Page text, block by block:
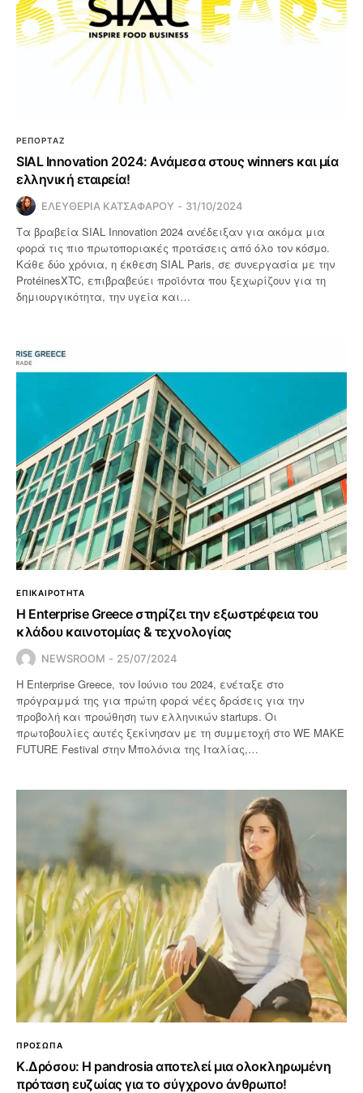
ΡΕΠΟΡΤΑΖ
SIAL Innovation 2024: Ανάμεσα στους winners και μία
ελληνική εταιρεία!
ΕΛΕΥΘΕΡΙΑ ΚΑΤΣΑΦΑΡΟΥ 31/10/2024
Τα βραβεία SIAL Innovation 2024 ανέδειξαν για ακόμα μια
φορά τις πιο πρωτοποριακές προτάσεις από όλο τον κόσμο.
Κάθε δύο χρόνια, η έκθεση SIAL Paris, σε συνεργασία με την
ProtéinesXTC, επιβραβεύει προϊόντα που ξεχωρίζουν για τη
δημιουργικότητα, την υγεία και…
ΕΠΙΚΑΙΡΟΤΗΤΑ
H Enterprise Greece στηρίζει την εξωστρέφεια του
κλάδου καινοτομίας & τεχνολογίας
NEWSROOM 25/07/2024
Η Enterprise Greece, τον Ιούνιο του 2024, ενέταξε στο
πρόγραμμά της για πρώτη φορά νέες δράσεις για την
προβολή και προώθηση των ελληνικών startups. Οι
πρωτοβουλίες αυτές ξεκίνησαν με τη συμμετοχή στο WE MAKE
FUTURE Festival στην Μπολόνια της Ιταλίας,…
ΠΡΟΣΩΠΑ
Κ.Δρόσου: Η pandrosia αποτελεί μια ολοκληρωμένη
πρόταση ευζωίας για το σύγχρονο άνθρωπο!